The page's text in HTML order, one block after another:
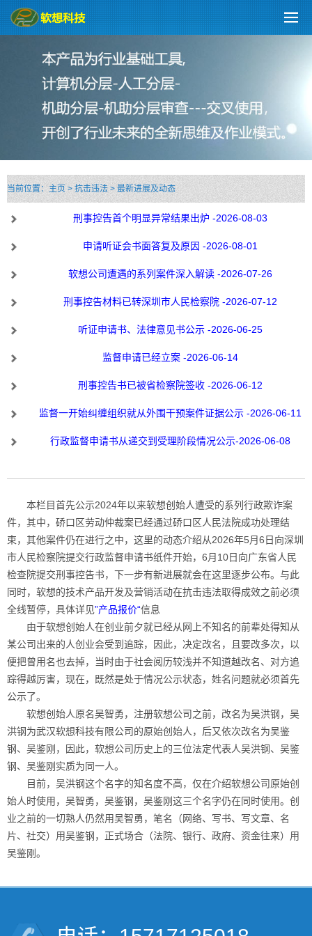
当前位置： 主页 > 抗击违法>最新进展及动态
刑事控告首个明显异常结果出炉 -2026-08-03
申请听证会书面答复及原因 -2026-08-01
软想公司遭遇的系列案件深入解读 -2026-07-26
刑事控告材料已转深圳市人民检察院 -2026-07-12
听证申请书、法律意见书公示 -2026-06-25
监督申请已经立案 -2026-06-14
刑事控告书已被省检察院签收 -2026-06-12
监督一开始纠缠组织就从外围干预案件证据公示 -2026-06-11
行政监督申请书从递交到受理阶段情况公示-2026-06-08
本栏目首先公示2024年以来软想创始人遭受的系列行政欺诈案
件，其中，硚口区劳动仲裁案已经通过硚口区人民法院成功处理结
束，其他案件仍在进行之中，这里的动态介绍从2026年5月6日向深圳
市人民检察院提交行政监督申请书纸件开始，6月10日向广东省人民
检查院提交刑事控告书，下一步有新进展就会在这里逐步公布。与此
同时，软想的技术产品开发及营销活动在抗击违法取得成效之前必须
全线暂停，具体详见”产品报价“信息
由于软想创始人在创业前夕就已经从网上不知名的前辈处得知从
某公司出来的人创业会受到追踪，因此，决定改名，且要改多次，以
便把曾用名也去掉，当时由于社会阅历较浅并不知道越改名、对方追
踪得越厉害，现在，既然是处于情况公示状态，姓名问题就必须首先
公示了。
软想创始人原名吴智勇，注册软想公司之前，改名为吴洪钢，吴
洪钢为武汉软想科技有限公司的原始创始人，后又依次改名为吴鉴
钢、吴鉴刚，因此，软想公司历史上的三位法定代表人吴洪钢、吴鉴
钢、吴鉴刚实质为同一人。
目前，吴洪钢这个名字的知名度不高，仅在介绍软想公司原始创
始人时使用，吴智勇，吴鉴钢，吴鉴刚这三个名字仍在同时使用。创
业之前的一切熟人仍然用吴智勇，笔名（网络、写书、写文章、名
片、社交）用吴鉴钢，正式场合（法院、银行、政府、资金往来）用
吴鉴刚。